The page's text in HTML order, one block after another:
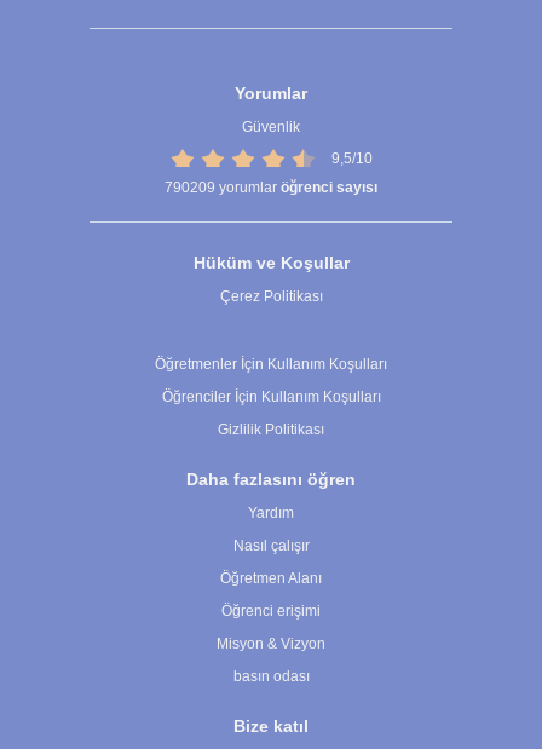
Yorumlar
Güvenlik
9,5/10
790209 yorumlar öğrenci sayısı
Hüküm ve Koşullar
Çerez Politikası
Öğretmenler İçin Kullanım Koşulları
Öğrenciler İçin Kullanım Koşulları
Gizlilik Politikası
Daha fazlasını öğren
Yardım
Nasıl çalışır
Öğretmen Alanı
Öğrenci erişimi
Misyon & Vizyon
basın odası
Bize katıl